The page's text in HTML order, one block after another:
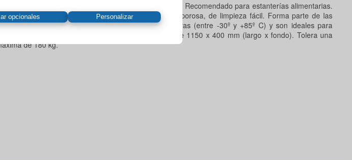
adicional muy resistente fabricado en acero inoxidable. Recomendado para estanterías alimentarias.
del estante ofrecen una superficie higiénica, no porosa, de limpieza fácil. Forma parte de las
MB que soportan un amplio rango de temperaturas (entre -30º y +85º C) y son ideales para
de congelación y cocinas. Modelo con un tamaño de 1150 x 400 mm (largo x fondo). Tolera una
de 180 kg.